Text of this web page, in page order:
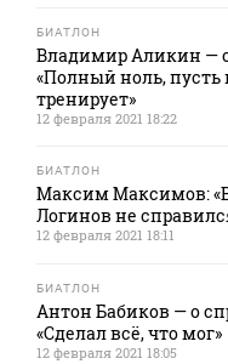
БИАТЛОН
Владимир Аликин —
«Полный ноль,
тренирует»
12 февраля 2021 18:22
БИАТЛОН
Максим Максимов:
Логинов не
12 февраля 2021 18:11
БИАТЛОН
Антон Бабиков — о
«Сделал всё, что мог»
12 февраля 2021 18:05